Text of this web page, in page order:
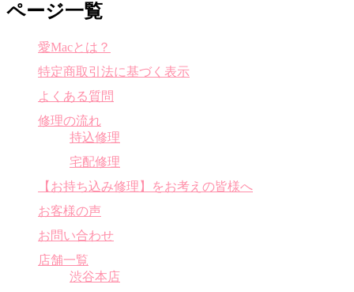
ページ一覧
愛Macとは？
特定商取引法に基づく表示
よくある質問
修理の流れ
持込修理
宅配修理
【お持ち込み修理】をお考えの皆様へ
お客様の声
お問い合わせ
店舗一覧
渋谷本店